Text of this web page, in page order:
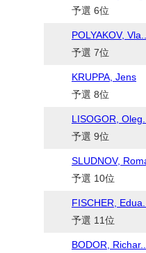
予選 6位
POLYAKOV, Vla...
予選 7位
KRUPPA, Jens
予選 8位
LISOGOR, Oleg...
予選 9位
SLUDNOV,
予選 10位
FISCHER, Edua...
予選 11位
BODOR, Richar...